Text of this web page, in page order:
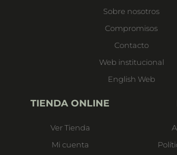
Sobre nosotros
Compromisos
Contacto
Web institucional
English Web
TIENDA ONLINE
Ver Tienda
Mi cuenta